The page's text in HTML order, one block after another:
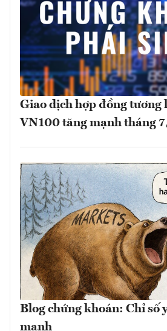
Giao dịch hợp đồng tương
VN100 tăng mạnh tháng
Blog chứng khoán: Chỉ số
mạnh